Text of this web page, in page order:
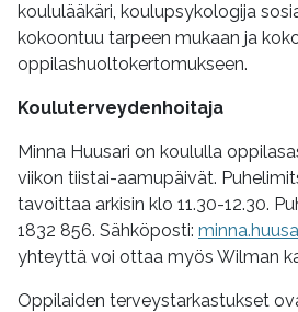
koululääkäri, koulupsykologija
kokoontuu tarpeen mukaan ja
oppilashuoltokertomukseen.
Kouluterveydenhoitaja
Minna Huusari on koululla
viikon tiistai-aamupäivät.
tavoittaa arkisin klo 11.30-12.30.
1832 856. Sähköposti:
yhteyttä voi ottaa myös Wilman
Oppilaiden terveystarkastukset